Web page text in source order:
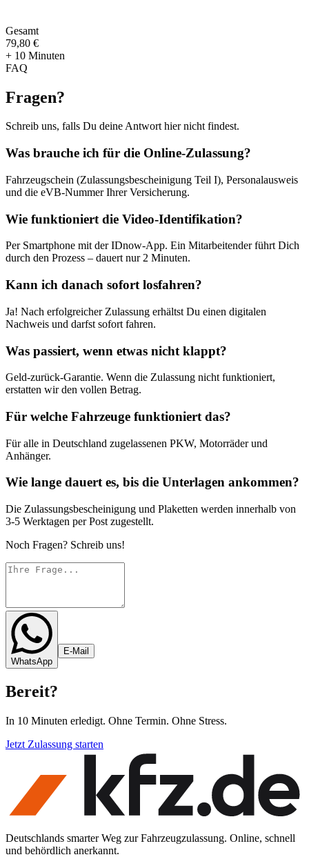
Gesamt
79,80 €
+ 10 Minuten
FAQ
Fragen?
Schreib uns, falls Du deine Antwort hier nicht findest.
Was brauche ich für die Online-Zulassung?
Fahrzeugschein (Zulassungsbescheinigung Teil I), Personalausweis
und die eVB-Nummer Ihrer Versicherung.
Wie funktioniert die Video-Identifikation?
Per Smartphone mit der IDnow-App. Ein Mitarbeitender führt Dich
durch den Prozess – dauert nur 2 Minuten.
Kann ich danach sofort losfahren?
Ja! Nach erfolgreicher Zulassung erhältst Du einen digitalen
Nachweis und darfst sofort fahren.
Was passiert, wenn etwas nicht klappt?
Geld-zurück-Garantie. Wenn die Zulassung nicht funktioniert,
erstatten wir den vollen Betrag.
Für welche Fahrzeuge funktioniert das?
Für alle in Deutschland zugelassenen PKW, Motorräder und
Anhänger.
Wie lange dauert es, bis die Unterlagen ankommen?
Die Zulassungsbescheinigung und Plaketten werden innerhalb von
3-5 Werktagen per Post zugestellt.
Noch Fragen? Schreib uns!
WhatsApp
E-Mail
Bereit?
In 10 Minuten erledigt. Ohne Termin. Ohne Stress.
Jetzt Zulassung starten
Deutschlands smarter Weg zur Fahrzeugzulassung. Online, schnell
und behördlich anerkannt.